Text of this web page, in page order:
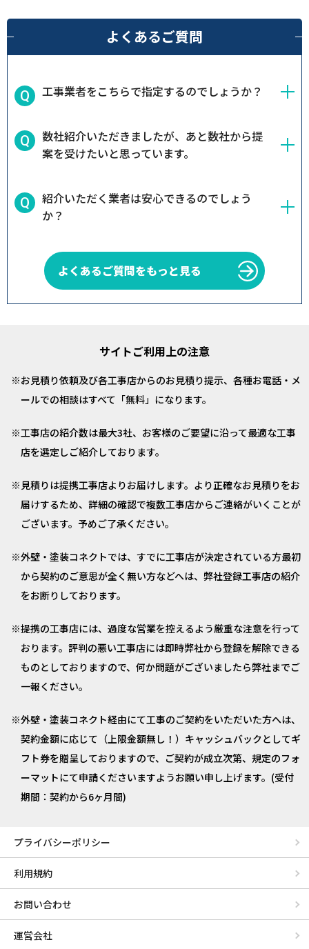
よくあるご質問
工事業者をこちらで指定するのでしょうか？
数社紹介いただきましたが、あと数社から提
案を受けたいと思っています。
紹介いただく業者は安心できるのでしょう
か？
よくあるご質問をもっと見る
サイトご利用上の注意
お見積り依頼及び各工事店からのお見積り提示、各種お電話・メ
ールでの相談はすべて「無料」になります。
工事店の紹介数は最大3社、お客様のご要望に沿って最適な工事
店を選定しご紹介しております。
見積りは提携工事店よりお届けします。より正確なお見積りをお
届けするため、詳細の確認で複数工事店からご連絡がいくことが
ございます。予めご了承ください。
外壁・塗装コネクトでは、すでに工事店が決定されている方最初
から契約のご意思が全く無い方などへは、弊社登録工事店の紹介
をお断りしております。
提携の工事店には、過度な営業を控えるよう厳重な注意を行って
おります。評判の悪い工事店には即時弊社から登録を解除できる
ものとしておりますので、何か問題がございましたら弊社までご
一報ください。
外壁・塗装コネクト経由にて工事のご契約をいただいた方へは、
契約金額に応じて（上限金額無し！）キャッシュバックとしてギ
フト券を贈呈しておりますので、ご契約が成立次第、規定のフォ
ーマットにて申請くださいますようお願い申し上げます。(受付
期間：契約から6ヶ月間)
プライバシーポリシー
利用規約
お問い合わせ
運営会社